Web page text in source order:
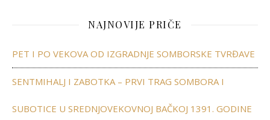
NAJNOVIJE PRIČE
PET I PO VEKOVA OD IZGRADNJE SOMBORSKE TVRĐAVE
SENTMIHALJ I ZABOTKA – PRVI TRAG SOMBORA I
SUBOTICE U SREDNJOVEKOVNOJ BAČKOJ 1391. GODINE